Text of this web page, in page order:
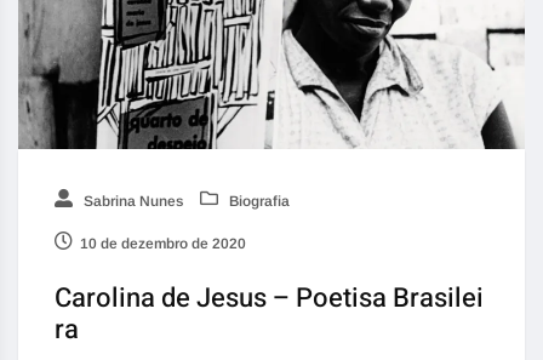
Sabrina Nunes Biografia
10 de dezembro de 2020
Carolina de Jesus – Poetisa Brasilei
ra